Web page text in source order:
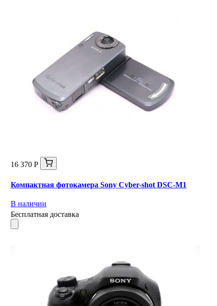
16 370 Р
Компактная фотокамера Sony Cyber-shot DSC-M1
В наличии
Бесплатная доставка